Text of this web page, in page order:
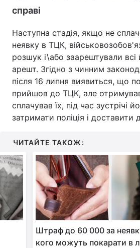
справі
Наступна стадія, якщо не
неявку в ТЦК,
розшук і\або заарештували
арешт. Згідно з чинним
після 16 липня виявиться, що
прийшов до ТЦК, але
сплачував їх, під час зустрічі
затримати поліція і доставити
ЧИТАЙТЕ ТАКОЖ:
Штраф до 60 000 за
кого можуть покарати в